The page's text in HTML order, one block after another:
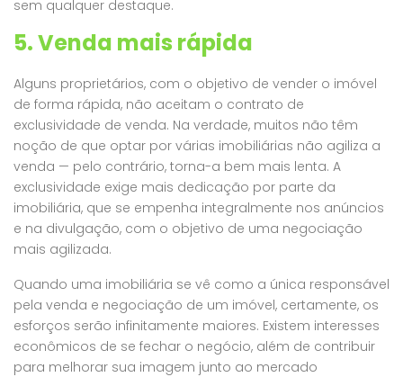
sem qualquer destaque.
5. Venda mais rápida
Alguns proprietários, com o objetivo de vender o imóvel
de forma rápida, não aceitam o contrato de
exclusividade de venda. Na verdade, muitos não têm
noção de que optar por várias imobiliárias não agiliza a
venda — pelo contrário, torna-a bem mais lenta. A
exclusividade exige mais dedicação por parte da
imobiliária, que se empenha integralmente nos anúncios
e na divulgação, com o objetivo de uma negociação
mais agilizada.
Quando uma imobiliária se vê como a única responsável
pela venda e negociação de um imóvel, certamente, os
esforços serão infinitamente maiores. Existem interesses
econômicos de se fechar o negócio, além de contribuir
para melhorar sua imagem junto ao mercado